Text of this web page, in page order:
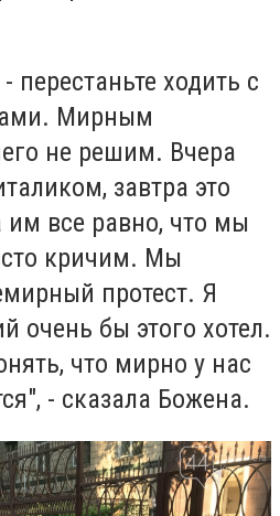
перестаньте ходить с
Мирным
не решим. Вчера
завтра это
им все равно, что мы
кричим. Мы
протест. Я
очень бы этого хотел.
что мирно у нас
- сказала Божена.